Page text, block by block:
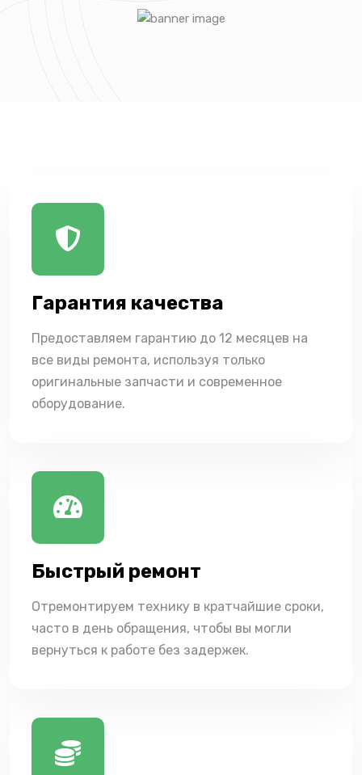
Гарантия качества
Предоставляем гарантию до 12 месяцев на
все виды ремонта, используя только
оригинальные запчасти и современное
оборудование.
Быстрый ремонт
Отремонтируем технику в кратчайшие сроки,
часто в день обращения, чтобы вы могли
вернуться к работе без задержек.